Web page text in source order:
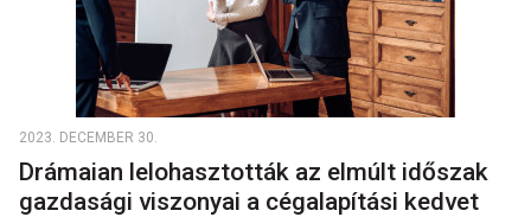
2023. DECEMBER 30.
Drámaian lelohasztották az elmúlt időszak
gazdasági viszonyai a cégalapítási kedvet